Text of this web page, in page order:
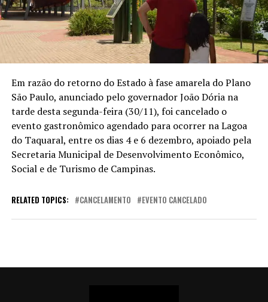
Em razão do retorno do Estado à fase amarela do Plano
São Paulo, anunciado pelo governador João Dória na
tarde desta segunda-feira (30/11), foi cancelado o
evento gastronômico agendado para ocorrer na Lagoa
do Taquaral, entre os dias 4 e 6 dezembro, apoiado pela
Secretaria Municipal de Desenvolvimento Econômico,
Social e de Turismo de Campinas.
RELATED TOPICS: CANCELAMENTO EVENTO CANCELADO